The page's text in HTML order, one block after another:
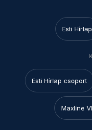
Esti Hírlap
Esti Hírlap csoport
Maxline